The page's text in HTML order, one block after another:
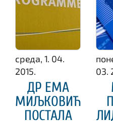
среда, 1. 04.
2015.
ДР ЕМА
МИЉКОВИЋ
ПОСТАЛА
03.